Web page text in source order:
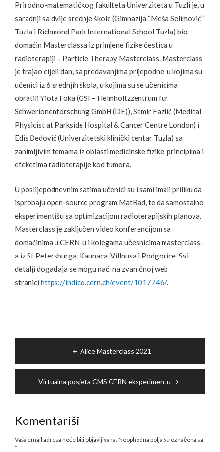
Prirodno-matematičkog fakulteta Univerziteta u Tuzli je, u
saradnji sa dvije srednje škole (Gimnazija “Meša Selimović”
Tuzla i Richmond Park International School Tuzla) bio
domaćin Masterclassa iz primjene fizike čestica u
radioterapiji – Particle Therapy Masterclass. Masterclass
je trajao cijeli dan, sa predavanjima prijepodne, u kojima su
učenici iz 6 srednjih škola, u kojima su se učenicima
obratili Yiota Foka (GSI – Helmholtzzentrum fur
Schwerionenforschung GmbH (DE)), Semir Fazlić (Medical
Physicist at Parkside Hospital & Cancer Centre London) i
Edis Đedović (Univerzitetski klinički centar Tuzla) sa
zanimljivim temama iz oblasti medicinske fizike, principima i
efeketima radioterapije kod tumora.
U poslijepodnevnim satima učenici su i sami imali priliku da
isprobaju open-source program MatRad, te da samostalno
eksperimentišu sa optimizacijom radioterapijskih planova.
Masterclass je zaključen video konferencijom sa
domaćinima u CERN-u i kolegama učesnicima masterclass-
a iz St.Petersburga, Kaunaca, Villnusa i Podgorice. Svi
detalji događaja se mogu naći na zvaničnoj web
stranici https://indico.cern.ch/event/1017746/.
Alice Masterclass 2021
Virtualna posjeta CMS CERN eksperimentu
Komentariši
Vaša email adresa neće biti objavljivana. Neophodna polja su označena sa
*